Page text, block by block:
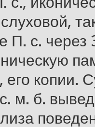
П. с. через
его копии.
м. б.